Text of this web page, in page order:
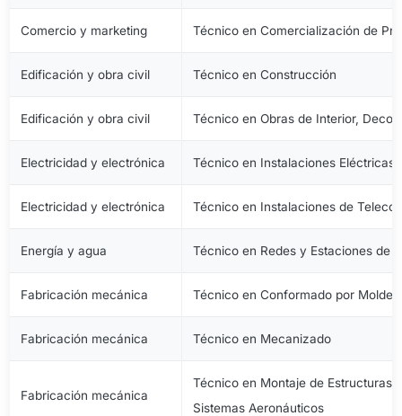
Comercio y marketing Técnico en Comercialización de
Edificación y obra civil Técnico en Construcción
Edificación y obra civil Técnico en Obras de Interior,
Electricidad y electrónica Técnico en Instalaciones Eléctricas
Electricidad y electrónica Técnico en Instalaciones de
Energía y agua Técnico en Redes y Estaciones de
Fabricación mecánica Técnico en Conformado por
Fabricación mecánica Técnico en Mecanizado
Fabricación mecánica
Técnico en Montaje de Estructuras
Sistemas Aeronáuticos